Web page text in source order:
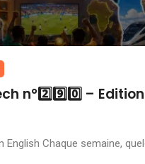
n°2️⃣9️⃣0️⃣ –
English Chaque semaine,